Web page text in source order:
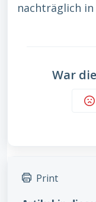
nachträglich
War
Print